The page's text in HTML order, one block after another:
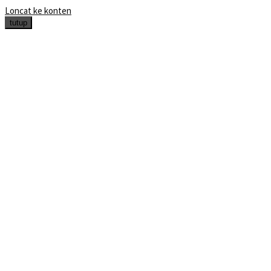
Loncat ke konten
tutup